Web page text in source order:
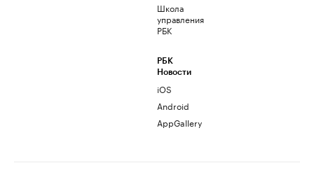
Школа
управления
РБК
РБК
Новости
iOS
Android
AppGallery